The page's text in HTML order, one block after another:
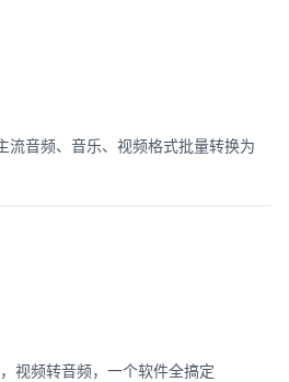
流音频、音乐、视频格式批量转换为
视频转音频，一个软件全搞定